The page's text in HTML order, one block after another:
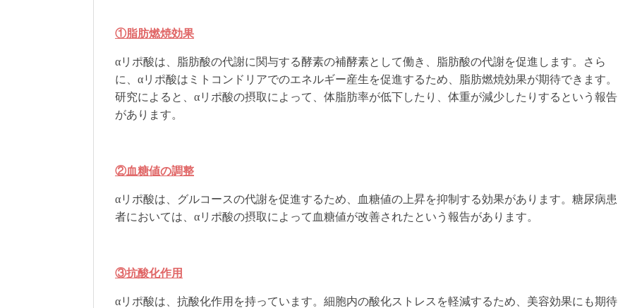
①脂肪燃焼効果
αリポ酸は、脂肪酸の代謝に関与する酵素の補酵素として働き、脂肪酸の代謝を促進します。さら
に、αリポ酸はミトコンドリアでのエネルギー産生を促進するため、脂肪燃焼効果が期待できます。
研究によると、αリポ酸の摂取によって、体脂肪率が低下したり、体重が減少したりするという報告
があります。
②血糖値の調整
αリポ酸は、グルコースの代謝を促進するため、血糖値の上昇を抑制する効果があります。糖尿病患
者においては、αリポ酸の摂取によって血糖値が改善されたという報告があります。
③抗酸化作用
αリポ酸は、抗酸化作用を持っています。細胞内の酸化ストレスを軽減するため、美容効果にも期待